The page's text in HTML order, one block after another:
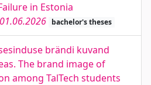
in Estonia
01.06.2026 bachelor's theses
brändi kuvand
The brand image of
among TalTech students